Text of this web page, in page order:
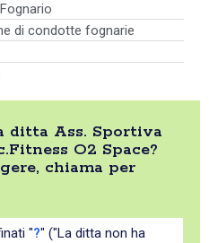
di condotte fognarie
ditta Ass. Sportiva
O2 Space?
chiama per
"?" ("La ditta non ha